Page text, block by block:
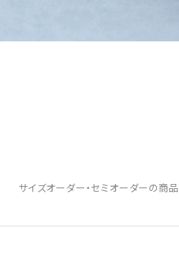
サイズオーダー・セミオーダーの商